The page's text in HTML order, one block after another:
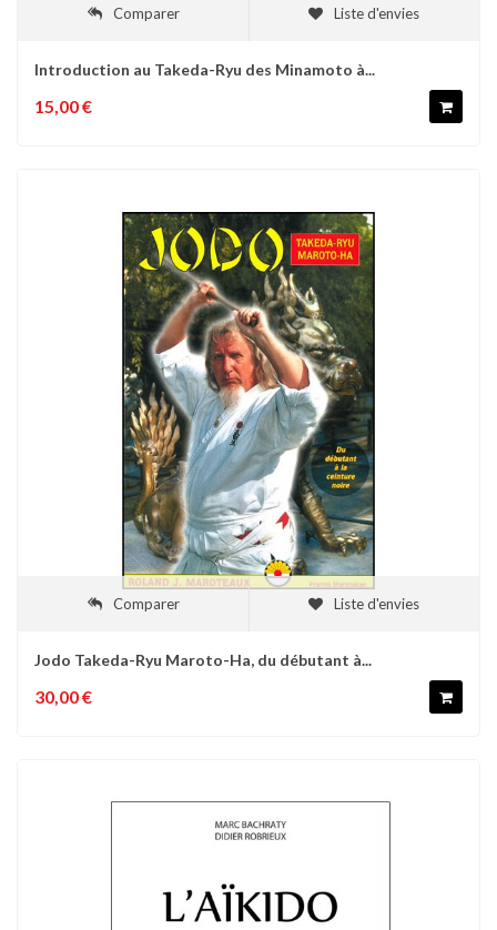
Comparer Liste d'envies
Introduction au Takeda-Ryu des Minamoto à...
15,00 €
Comparer Liste d'envies
Jodo Takeda-Ryu Maroto-Ha, du débutant à...
30,00 €